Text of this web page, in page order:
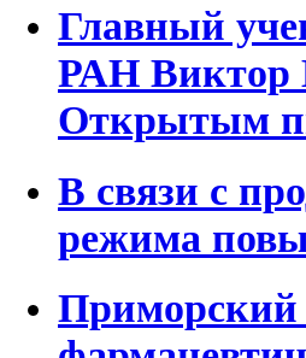
Главный
РАН Виктор
Открытым
В связи с
режима
Приморский